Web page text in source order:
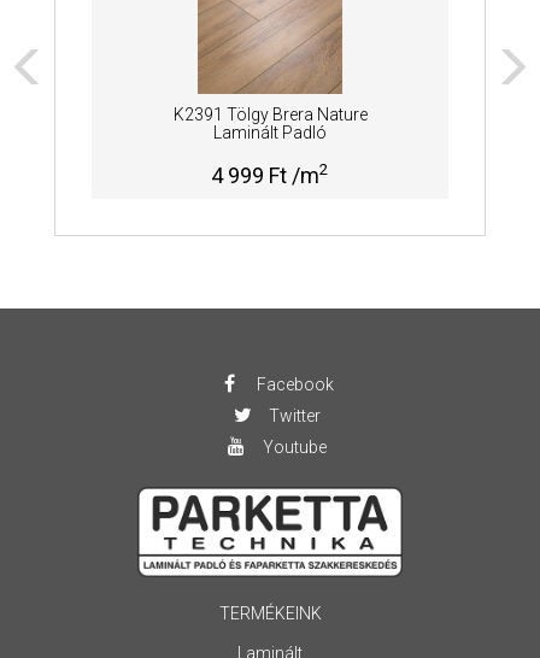
K2391 Tölgy Brera Nature
Laminált Padló
4 999 Ft /m2
Facebook
Twitter
Youtube
TERMÉKEINK
Laminált